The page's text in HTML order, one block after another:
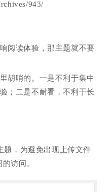
943/
阅读体验，那主题就不要
胡哨的。一是不利于集中
；二是不耐看，不利于长
题，为避免出现上传文件
访问。